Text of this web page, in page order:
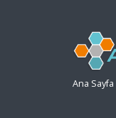
Ana Sayfa